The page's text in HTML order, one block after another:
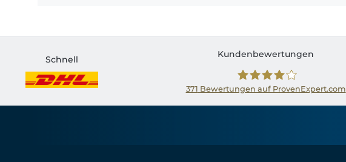
Schnell
Kundenbewertungen
371 Bewertungen auf ProvenExpert.com